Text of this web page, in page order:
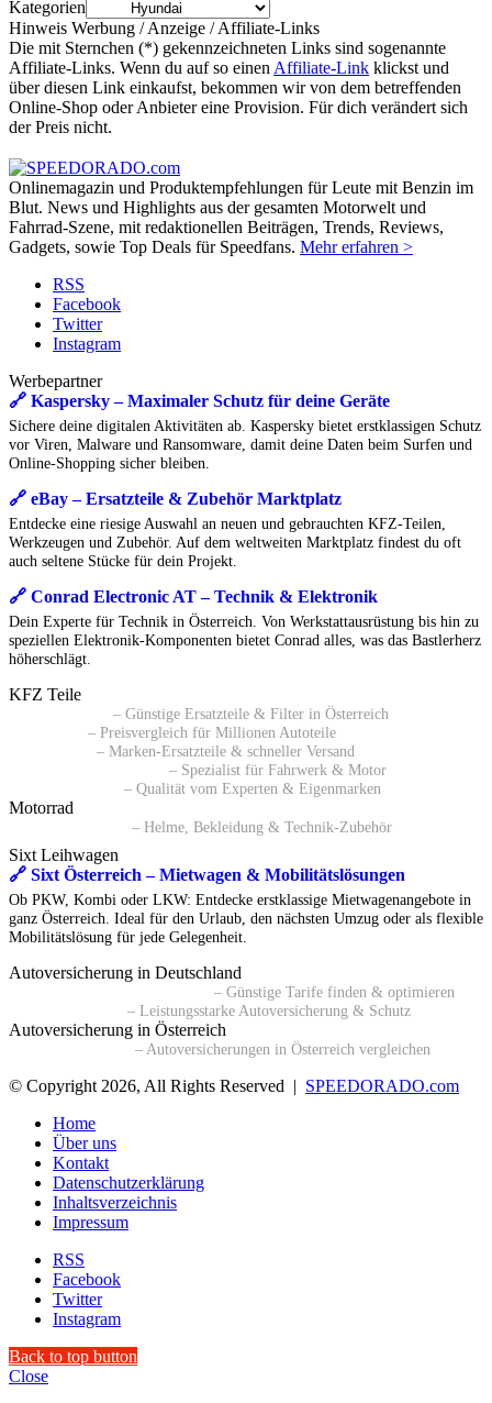
Kategorien
Hinweis Werbung / Anzeige / Affiliate-Links
Die mit Sternchen (*) gekennzeichneten Links sind sogenannte
Affiliate-Links. Wenn du auf so einen Affiliate-Link klickst und
über diesen Link einkaufst, bekommen wir von dem betreffenden
Online-Shop oder Anbieter eine Provision. Für dich verändert sich
der Preis nicht.
Onlinemagazin und Produktempfehlungen für Leute mit Benzin im
Blut. News und Highlights aus der gesamten Motorwelt und
Fahrrad-Szene, mit redaktionellen Beiträgen, Trends, Reviews,
Gadgets, sowie Top Deals für Speedfans. Mehr erfahren >
RSS
Facebook
Twitter
Instagram
Werbepartner
🔗 Kaspersky – Maximaler Schutz für deine Geräte
Sichere deine digitalen Aktivitäten ab. Kaspersky bietet erstklassigen Schutz
vor Viren, Malware und Ransomware, damit deine Daten beim Surfen und
Online-Shopping sicher bleiben.
🔗 eBay – Ersatzteile & Zubehör Marktplatz
Entdecke eine riesige Auswahl an neuen und gebrauchten KFZ-Teilen,
Werkzeugen und Zubehör. Auf dem weltweiten Marktplatz findest du oft
auch seltene Stücke für dein Projekt.
🔗 Conrad Electronic AT – Technik & Elektronik
Dein Experte für Technik in Österreich. Von Werkstattausrüstung bis hin zu
speziellen Elektronik-Komponenten bietet Conrad alles, was das Bastlerherz
höherschlägt.
KFZ Teile
– Günstige Ersatzteile & Filter in Österreich
– Preisvergleich für Millionen Autoteile
– Marken-Ersatzteile & schneller Versand
– Spezialist für Fahrwerk & Motor
– Qualität vom Experten & Eigenmarken
Motorrad
– Helme, Bekleidung & Technik-Zubehör
Sixt Leihwagen
🔗 Sixt Österreich – Mietwagen & Mobilitätslösungen
Ob PKW, Kombi oder LKW: Entdecke erstklassige Mietwagenangebote in
ganz Österreich. Ideal für den Urlaub, den nächsten Umzug oder als flexible
Mobilitätslösung für jede Gelegenheit.
Autoversicherung in Deutschland
– Günstige Tarife finden & optimieren
– Leistungsstarke Autoversicherung & Schutz
Autoversicherung in Österreich
– Autoversicherungen in Österreich vergleichen
© Copyright 2026, All Rights Reserved | SPEEDORADO.com
Home
Über uns
Kontakt
Datenschutzerklärung
Inhaltsverzeichnis
Impressum
RSS
Facebook
Twitter
Instagram
Back to top button
Close